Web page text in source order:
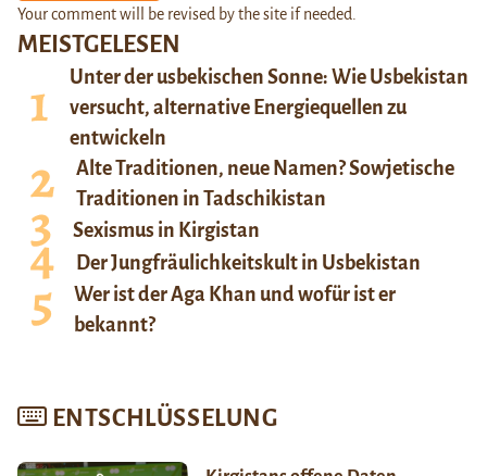
MEISTGELESEN
Unter der usbekischen Sonne: Wie Usbekistan
versucht, alternative Energiequellen zu
entwickeln
Alte Traditionen, neue Namen? Sowjetische
Traditionen in Tadschikistan
Sexismus in Kirgistan
Der Jungfräulichkeitskult in Usbekistan
Wer ist der Aga Khan und wofür ist er
bekannt?
ENTSCHLÜSSELUNG
Your comment will be revised by the site if needed.